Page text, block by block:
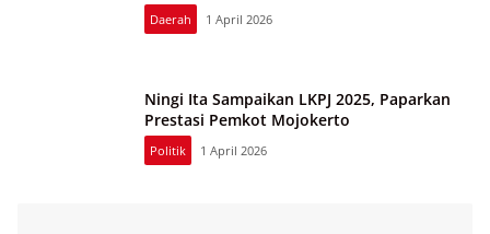
Daerah 1 April 2026
Ningi Ita Sampaikan LKPJ 2025, Paparkan
Prestasi Pemkot Mojokerto
Politik 1 April 2026